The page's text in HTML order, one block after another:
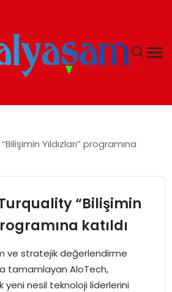
Yıldızları” programına
“Bilişimin
katıldı
ve stratejik değerlendirme
tamamlayan AloTech,
yeni nesil teknoloji liderlerini